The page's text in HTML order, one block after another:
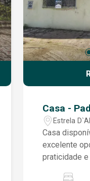
serviços e
Casa -
Estrela
Casa
excelente
praticidade